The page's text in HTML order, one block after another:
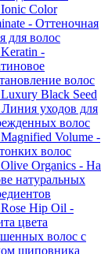
Color
- Оттеночная
для волос
-
волос
Black Seed
уходов для
волос
Volume -
волос
Organics - На
натуральных
Hip Oil -
цвета
волос с
шиповника